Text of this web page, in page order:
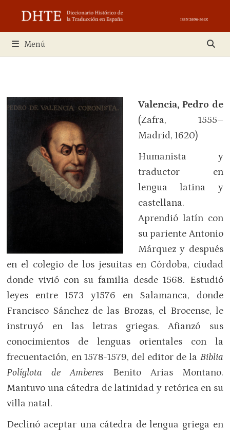
contenido
Menú
Valencia, Pedro de
(Zafra, 1555–
Madrid, 1620)
Humanista y
traductor en
lengua latina y
castellana.
Aprendió latín con
su pariente Antonio
Márquez y después
en el colegio de los jesuitas en Córdoba, ciudad
donde vivió con su familia desde 1568. Estudió
leyes entre 1573 y1576 en Salamanca, donde
Francisco Sánchez de las Brozas, el Brocense, le
instruyó en las letras griegas. Afianzó sus
conocimientos de lenguas orientales con la
frecuentación, en 1578-1579, del editor de la Biblia
Políglota de Amberes Benito Arias Montano.
Mantuvo una cátedra de latinidad y retórica en su
villa natal.
Declinó aceptar una cátedra de lengua griega en